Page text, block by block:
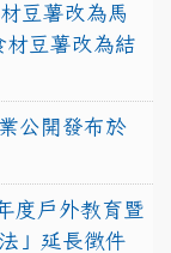
豆薯改為馬
豆薯改為結
公開發布於
度戶外教育暨
」延長徵件